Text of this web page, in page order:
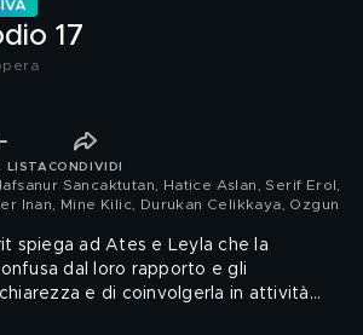
17
LISTA CONDIVIDI
Sancaktutan, Hatice Aslan, Serif Erol,
Inan, Mine Kilic, Durukan Celikkaya, Ozgun
spiega ad Ates e Leyla che la
dal loro rapporto e gli
e di coinvolgerla in attività